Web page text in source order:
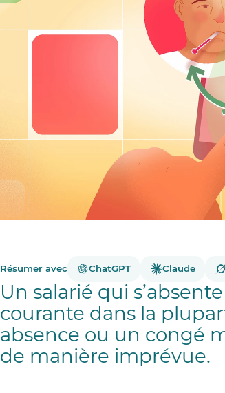
Résumer avec ChatGPT Claude
Un salarié qui
courante dans la
absence ou un congé
de manière imprévue.